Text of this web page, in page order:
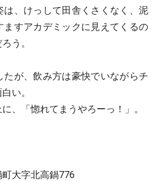
は、けっして田舎くさくなく、泥
ますアカデミックに見えてくるの
う。
が、飲み方は豪快でいながらチ
い。
、「惚れてまうやろーっ！」。
大字北高鍋776